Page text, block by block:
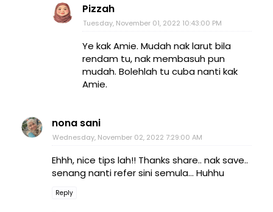
Pizzah
Tuesday, November 01, 2022 10:43:00 PM
Ye kak Amie. Mudah nak larut bila
rendam tu, nak membasuh pun
mudah. Bolehlah tu cuba nanti kak
Amie.
nona sani
Wednesday, November 02, 2022 7:29:00 AM
Ehhh, nice tips lah!! Thanks share.. nak save..
senang nanti refer sini semula... Huhhu
Reply